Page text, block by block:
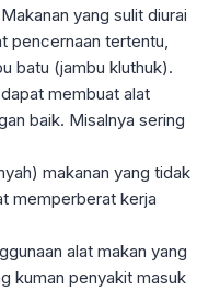
yang sulit diurai
pencernaan tertentu,
batu (jambu kluthuk).
membuat alat
baik. Misalnya sering
makanan yang tidak
memperberat kerja
alat makan yang
kuman penyakit masuk